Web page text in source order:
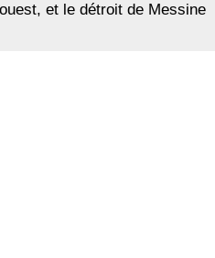
et le détroit de Messine